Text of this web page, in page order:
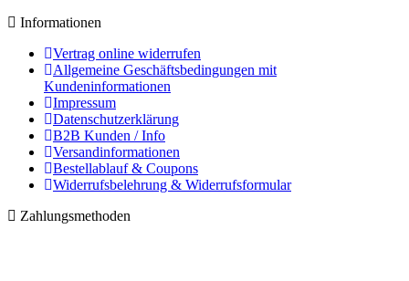
Informationen
Vertrag online widerrufen
Allgemeine Geschäftsbedingungen mit
Kundeninformationen
Impressum
Datenschutzerklärung
B2B Kunden / Info
Versandinformationen
Bestellablauf & Coupons
Widerrufsbelehrung & Widerrufsformular
Zahlungsmethoden